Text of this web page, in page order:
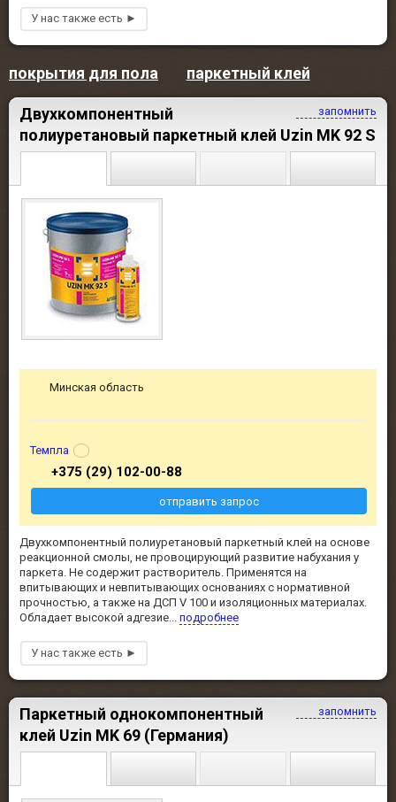
покрытия для пола паркетный клей
запомнить
Двухкомпонентный
полиуретановый паркетный клей Uzin MK 92 S
Двухкомпонентный полиуретановый паркетный клей на основе
реакционной смолы, не провоцирующий развитие набухания у
паркета. Не содержит растворитель. Применятся на
впитывающих и невпитывающих основаниях с нормативной
прочностью, а также на ДСП V 100 и изоляционных материалах.
Обладает высокой адгезие... подробнее
Минская область
Темпла
+375 (29) 102-00-88
отправить запрос
запомнить
Паркетный однокомпонентный
клей Uzin MK 69 (Германия)